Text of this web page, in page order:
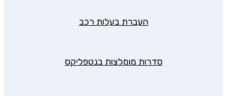
העברת בעלות רכב
סדרות מומלצות בנטפליקס